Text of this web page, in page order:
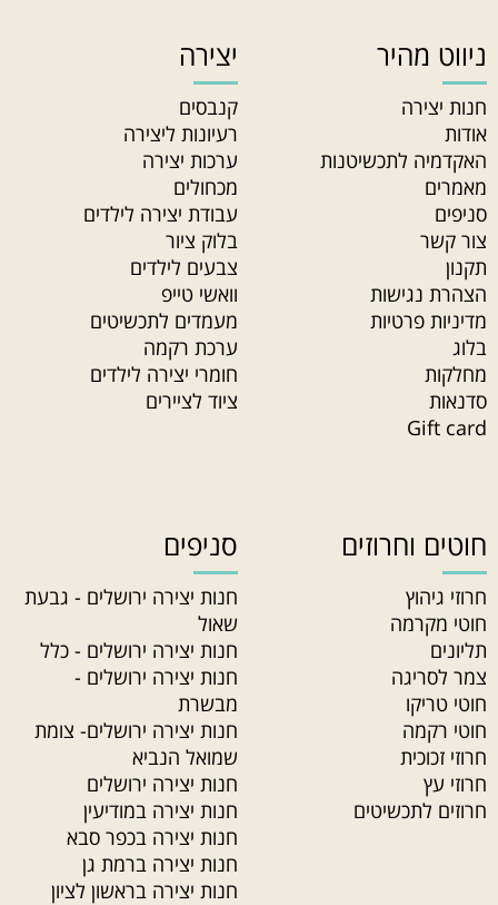
ניווט מהיר
חנות יצירה
אודות
האקדמיה לתכשיטנות
מאמרים
סניפים
צור קשר
תקנון
הצהרת נגישות
מדיניות פרטיות
בלוג
מחלקות
סדנאות
Gift card
יצירה
קנבסים
רעיונות ליצירה
ערכות יצירה
מכחולים
עבודת יצירה לילדים
בלוק ציור
צבעים לילדים
וואשי טייפ
מעמדים לתכשיטים
ערכת רקמה
חומרי יצירה לילדים
ציוד לציירים
חוטים וחרוזים
חרוזי גיהוץ
חוטי מקרמה
תליונים
צמר לסריגה
חוטי טריקו
חוטי רקמה
חרוזי זכוכית
חרוזי עץ
חרוזים לתכשיטים
סניפים
חנות יצירה ירושלים - גבעת
שאול
חנות יצירה ירושלים - כלל
חנות יצירה ירושלים -
מבשרת
חנות יצירה ירושלים- צומת
שמואל הנביא
חנות יצירה ירושלים
חנות יצירה במודיעין
חנות יצירה בכפר סבא
חנות יצירה ברמת גן
חנות יצירה בראשון לציון